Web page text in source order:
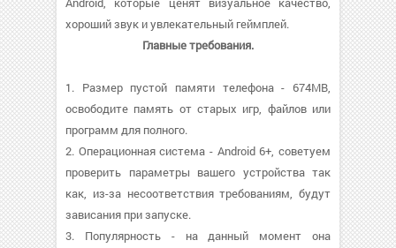
хороший звук и увлекательный геймплей.
Главные требования.
1. Размер пустой памяти телефона - 674MB,
освободите память от старых игр, файлов или
программ для полного.
2. Операционная система - Android 6+, советуем
проверить параметры вашего устройства так
как, из-за несоответствия требованиям, будут
зависания при запуске.
3. Популярность - на данный момент она